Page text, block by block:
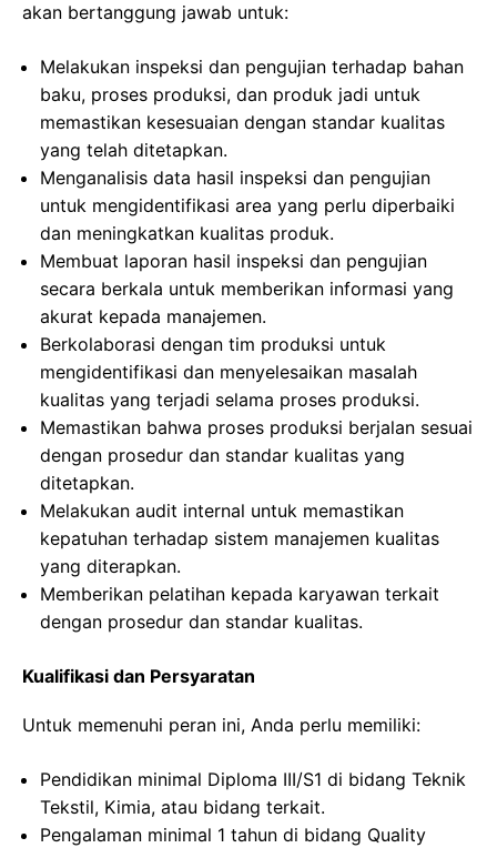
akan bertanggung jawab untuk:
Melakukan inspeksi dan pengujian terhadap bahan
baku, proses produksi, dan produk jadi untuk
memastikan kesesuaian dengan standar kualitas
yang telah ditetapkan.
Menganalisis data hasil inspeksi dan pengujian
untuk mengidentifikasi area yang perlu diperbaiki
dan meningkatkan kualitas produk.
Membuat laporan hasil inspeksi dan pengujian
secara berkala untuk memberikan informasi yang
akurat kepada manajemen.
Berkolaborasi dengan tim produksi untuk
mengidentifikasi dan menyelesaikan masalah
kualitas yang terjadi selama proses produksi.
Memastikan bahwa proses produksi berjalan sesuai
dengan prosedur dan standar kualitas yang
ditetapkan.
Melakukan audit internal untuk memastikan
kepatuhan terhadap sistem manajemen kualitas
yang diterapkan.
Memberikan pelatihan kepada karyawan terkait
dengan prosedur dan standar kualitas.
Kualifikasi dan Persyaratan
Untuk memenuhi peran ini, Anda perlu memiliki:
Pendidikan minimal Diploma III/S1 di bidang Teknik
Tekstil, Kimia, atau bidang terkait.
Pengalaman minimal 1 tahun di bidang Quality